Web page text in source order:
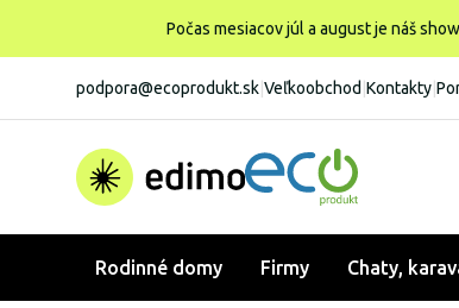
Počas mesiacov júl a august je náš
podpora@ecoprodukt.sk Veľkoobchod Kontakty
Rodinné domy Firmy Chaty,